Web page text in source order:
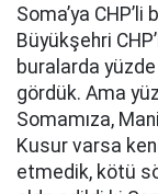
Soma’ya
Büyükşehri
buralarda
gördük. Ama
Somamıza,
Kusur varsa
etmedik, kötü